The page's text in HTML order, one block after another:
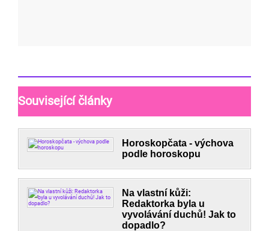
Související články
Horoskopčata - výchova
podle horoskopu
Na vlastní kůži:
Redaktorka byla u
vyvolávání duchů! Jak to
dopadlo?